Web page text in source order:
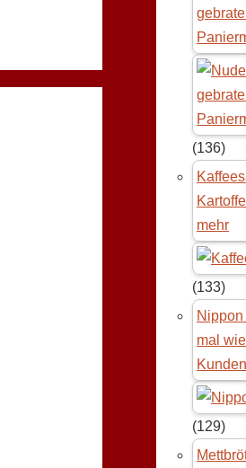
(136)
mehr
(133)
mal
Kunden
(129)